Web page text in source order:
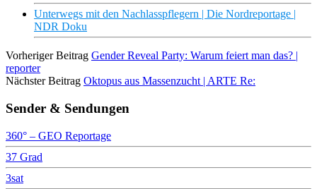
Unterwegs mit den Nachlasspflegern | Die Nordreportage |
NDR Doku
Vorheriger Beitrag Gender Reveal Party: Warum feiert man das? |
reporter
Nächster Beitrag Oktopus aus Massenzucht | ARTE Re:
Sender & Sendungen
360° – GEO Reportage
37 Grad
3sat